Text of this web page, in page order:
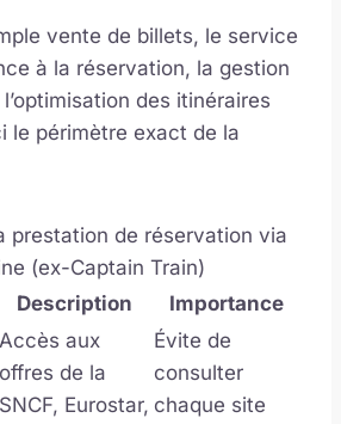
vente de billets, le service
à la réservation, la gestion
des itinéraires
le périmètre exact de la
prestation de réservation via
(ex-Captain Train)
Description Importance
Accès aux
offres de la
SNCF, Eurostar,
Évite de
consulter
chaque site